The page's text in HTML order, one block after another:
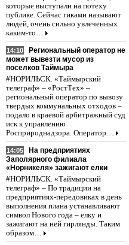
которые выступали на потеху
публике. Сейчас гиками называют
людей, очень сильно увлеченных
каким-то…
14:10
Региональный оператор не
может вывезти мусор из
поселков Таймыра
#НОРИЛЬСК. «Таймырский
телеграф» – «РостТех» –
региональный оператор по вывозу
твердых коммунальных отходов –
подало в краевой арбитражный суд
иск к управлению
Росприроднадзора. Оператор…
14:05
На предприятиях
Заполярного филиала
«Норникеля» зажигают елки
#НОРИЛЬСК. «Таймырский
телеграф» – По традиции на
предприятиях-передовиках в день
выполнения плана устанавливают
символ Нового года – елку и
зажигают на ней гирлянды. Таким
образом…